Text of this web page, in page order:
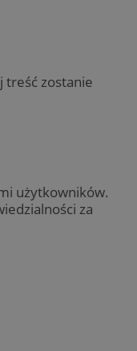
treść zostanie
użytkowników.
za